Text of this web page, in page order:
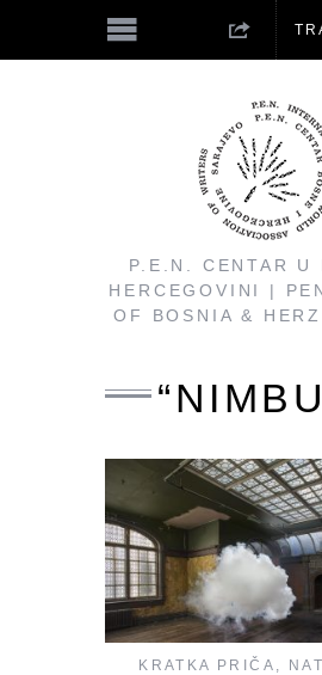
P.E.N. CENTAR U
HERCEGOVINI |
OF BOSNIA &
KRATKA PRIČA ,